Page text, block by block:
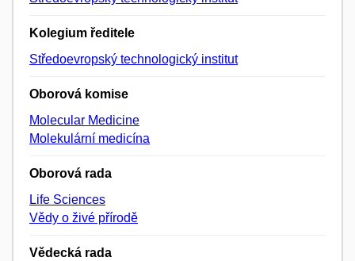
Kolegium ředitele
Středoevropský technologický institut
Oborová komise
Molecular Medicine
Molekulární medicína
Oborová rada
Life Sciences
Vědy o živé přírodě
Vědecká rada